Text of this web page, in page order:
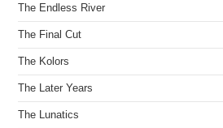
The Endless River
The Final Cut
The Kolors
The Later Years
The Lunatics